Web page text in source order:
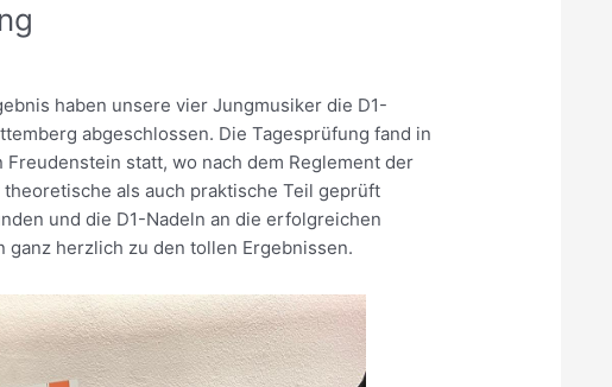
haben unsere vier Jungmusiker die D1-
abgeschlossen. Die Tagesprüfung fand in
Freudenstein statt, wo nach dem Reglement der
als auch praktische Teil geprüft
und die D1-Nadeln an die erfolgreichen
herzlich zu den tollen Ergebnissen.